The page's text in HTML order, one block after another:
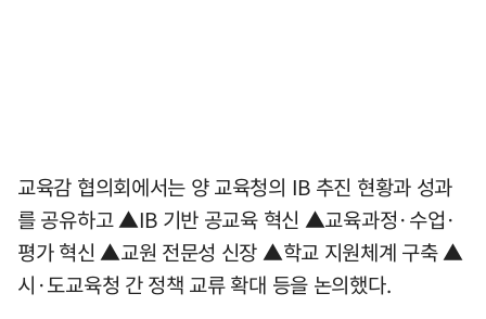
교육감 협의회에서는 양 교육청의 IB 추진 현황과 성과
를 공유하고 ▲IB 기반 공교육 혁신 ▲교육과정·수업·
평가 혁신 ▲교원 전문성 신장 ▲학교 지원체계 구축 ▲
시·도교육청 간 정책 교류 확대 등을 논의했다.